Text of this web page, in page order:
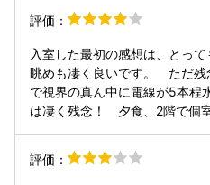
いると、下の道路からも普通
私は開放感があるので全く気にしません
ルーフ部分に温泉があるので
タオルを頭に載せていると飛ば
たり風向きによっては柵を乗り
で無臭のお湯はぬるめなので、
きますね。 冬場は風の強さも
もありました。 宿泊客はカラフルで豊富な種類の浴衣を選べ
評価：
入室した最初の感想は、とっ
眺めも凄く良いです。 ただ残
で視界の真ん中に電線が5本
は凄く残念！ 夕食、2階で個
が、いまいちかな。刺身もい
食感でした。食事の、担当をし
評価：